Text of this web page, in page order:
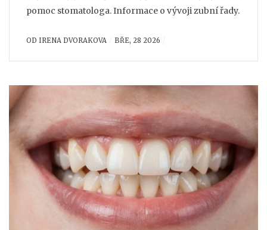
pomoc stomatologa. Informace o vývoji zubní řady.
OD IRENA DVORAKOVA BŘE, 28 2026